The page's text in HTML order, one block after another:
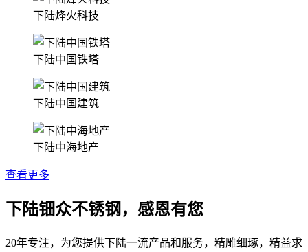
下陆烽火科技
下陆中国铁塔
下陆中国建筑
下陆中海地产
查看更多
下陆钿众不锈钢，感恩有您
20年专注，为您提供下陆一流产品和服务，精雕细琢，精益求